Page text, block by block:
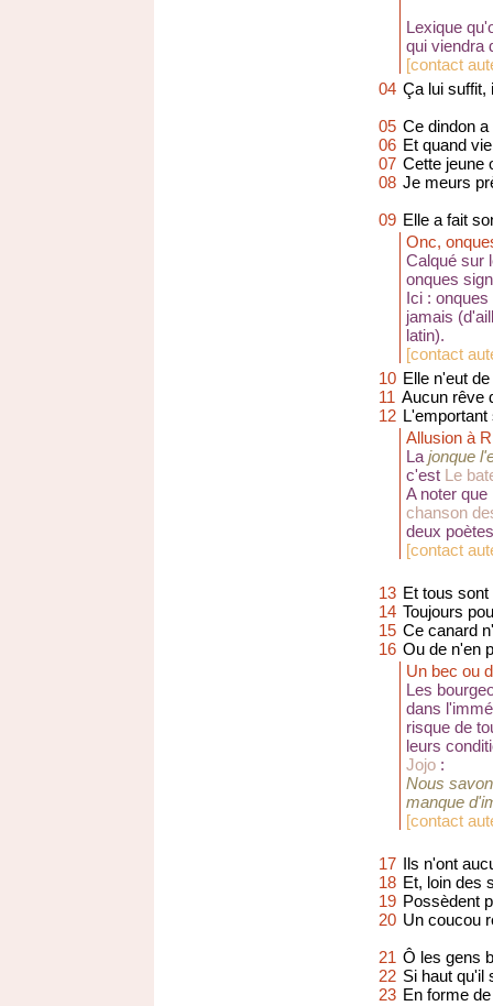
Lexique
qui viendra
[contact
04 Ça lui suffit,
05 Ce dindon
06 Et quand
07 Cette jeune
08 Je meurs
09 Elle a fait
Onc,
Calqué sur
onques
Ici :
jamais
latin).
[contact
10 Elle n'eut
11 Aucun rêve
12
Allusion à
La jonque
c'est Le
A noter que
chanson
deux
[contact
13 Et tous
14 Toujours
15 Ce canard
16 Ou de n'en
Un bec ou
Les
dans
risque de
leurs
Jojo :
Nous
manque
[contact
17 Ils n'ont
18 Et, loin des
19 Possèdent
20 Un coucou
21 Ô les gens
22 Si haut qu'il
23 En forme